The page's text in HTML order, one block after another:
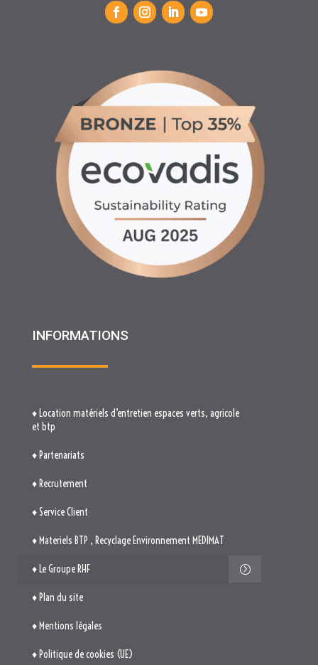
INFORMATIONS
♦ Location matériels d’entretien espaces verts, agricole
et btp
♦ Partenariats
♦ Recrutement
♦ Service Client
♦ Materiels BTP , Recyclage Environnement MEDIMAT
♦ Le Groupe RHF
♦ Plan du site
♦ Mentions légales
♦ Politique de cookies (UE)